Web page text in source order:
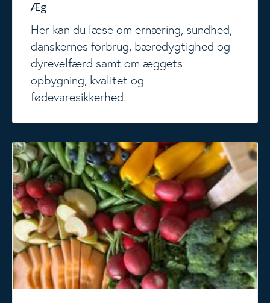
Æg
Her kan du læse om ernæring, sundhed,
danskernes forbrug, bæredygtighed og
dyrevelfærd samt om æggets
opbygning, kvalitet og
fødevaresikkerhed.
Frugt og grøntsager